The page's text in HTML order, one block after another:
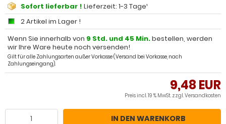
Sofort lieferbar ! Lieferzeit: 1-3 Tage¹
2 Artikel im Lager !
Wenn Sie innerhalb von 9 Std. und 45 Min.bestellen, werden
wir Ihre Ware heute noch versenden!
Gilt für alle Zahlungsarten außer Vorkasse (Versand bei Vorkasse, nach
Zahlungseingang).
9,48 EUR
Preis incl. 19 % MwSt. zzgl.Versandkosten
IN DEN WARENKORB